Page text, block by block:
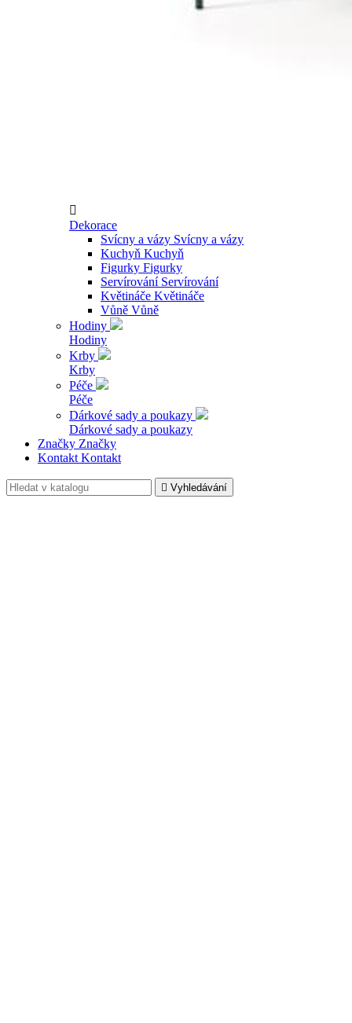

Dekorace
Svícny a vázy Svícny a vázy
Kuchyň Kuchyň
Figurky Figurky
Servírování Servírování
Květináče Květináče
Vůně Vůně
Hodiny
Hodiny
Krby
Krby
Péče
Péče
Dárkové sady a poukazy
Dárkové sady a poukazy
Značky Značky
Kontakt Kontakt
 Vyhledávání